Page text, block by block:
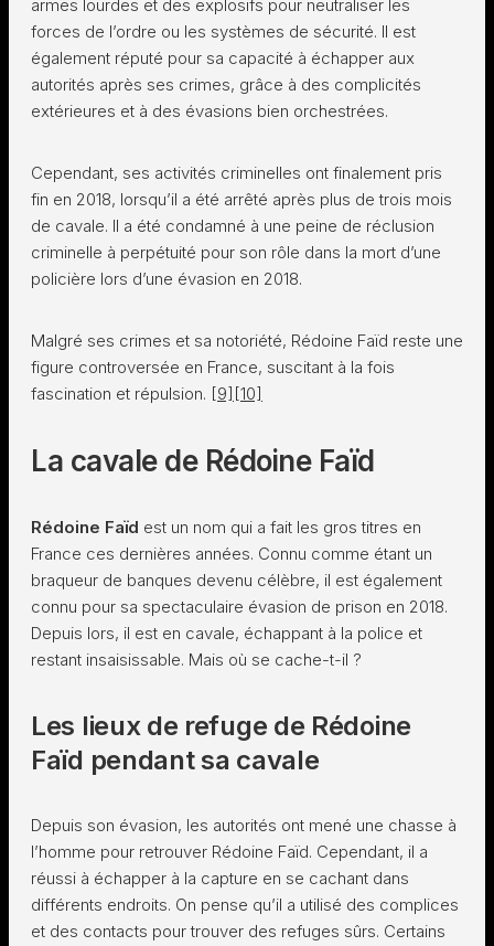
armes lourdes et des explosifs pour neutraliser les
forces de l’ordre ou les systèmes de sécurité. Il est
également réputé pour sa capacité à échapper aux
autorités après ses crimes, grâce à des complicités
extérieures et à des évasions bien orchestrées.
Cependant, ses activités criminelles ont finalement pris
fin en 2018, lorsqu’il a été arrêté après plus de trois mois
de cavale. Il a été condamné à une peine de réclusion
criminelle à perpétuité pour son rôle dans la mort d’une
policière lors d’une évasion en 2018.
Malgré ses crimes et sa notoriété, Rédoine Faïd reste une
figure controversée en France, suscitant à la fois
fascination et répulsion. [9] [10]
La cavale de Rédoine Faïd
Rédoine Faïd est un nom qui a fait les gros titres en
France ces dernières années. Connu comme étant un
braqueur de banques devenu célèbre, il est également
connu pour sa spectaculaire évasion de prison en 2018.
Depuis lors, il est en cavale, échappant à la police et
restant insaisissable. Mais où se cache-t-il ?
Les lieux de refuge de Rédoine
Faïd pendant sa cavale
Depuis son évasion, les autorités ont mené une chasse à
l’homme pour retrouver Rédoine Faïd. Cependant, il a
réussi à échapper à la capture en se cachant dans
différents endroits. On pense qu’il a utilisé des complices
et des contacts pour trouver des refuges sûrs. Certains